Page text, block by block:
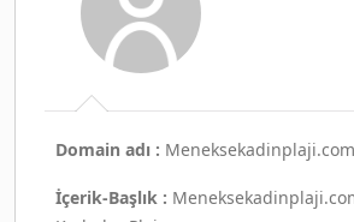
Domain adı : Meneksekadinplaji.com
İçerik-Başlık :